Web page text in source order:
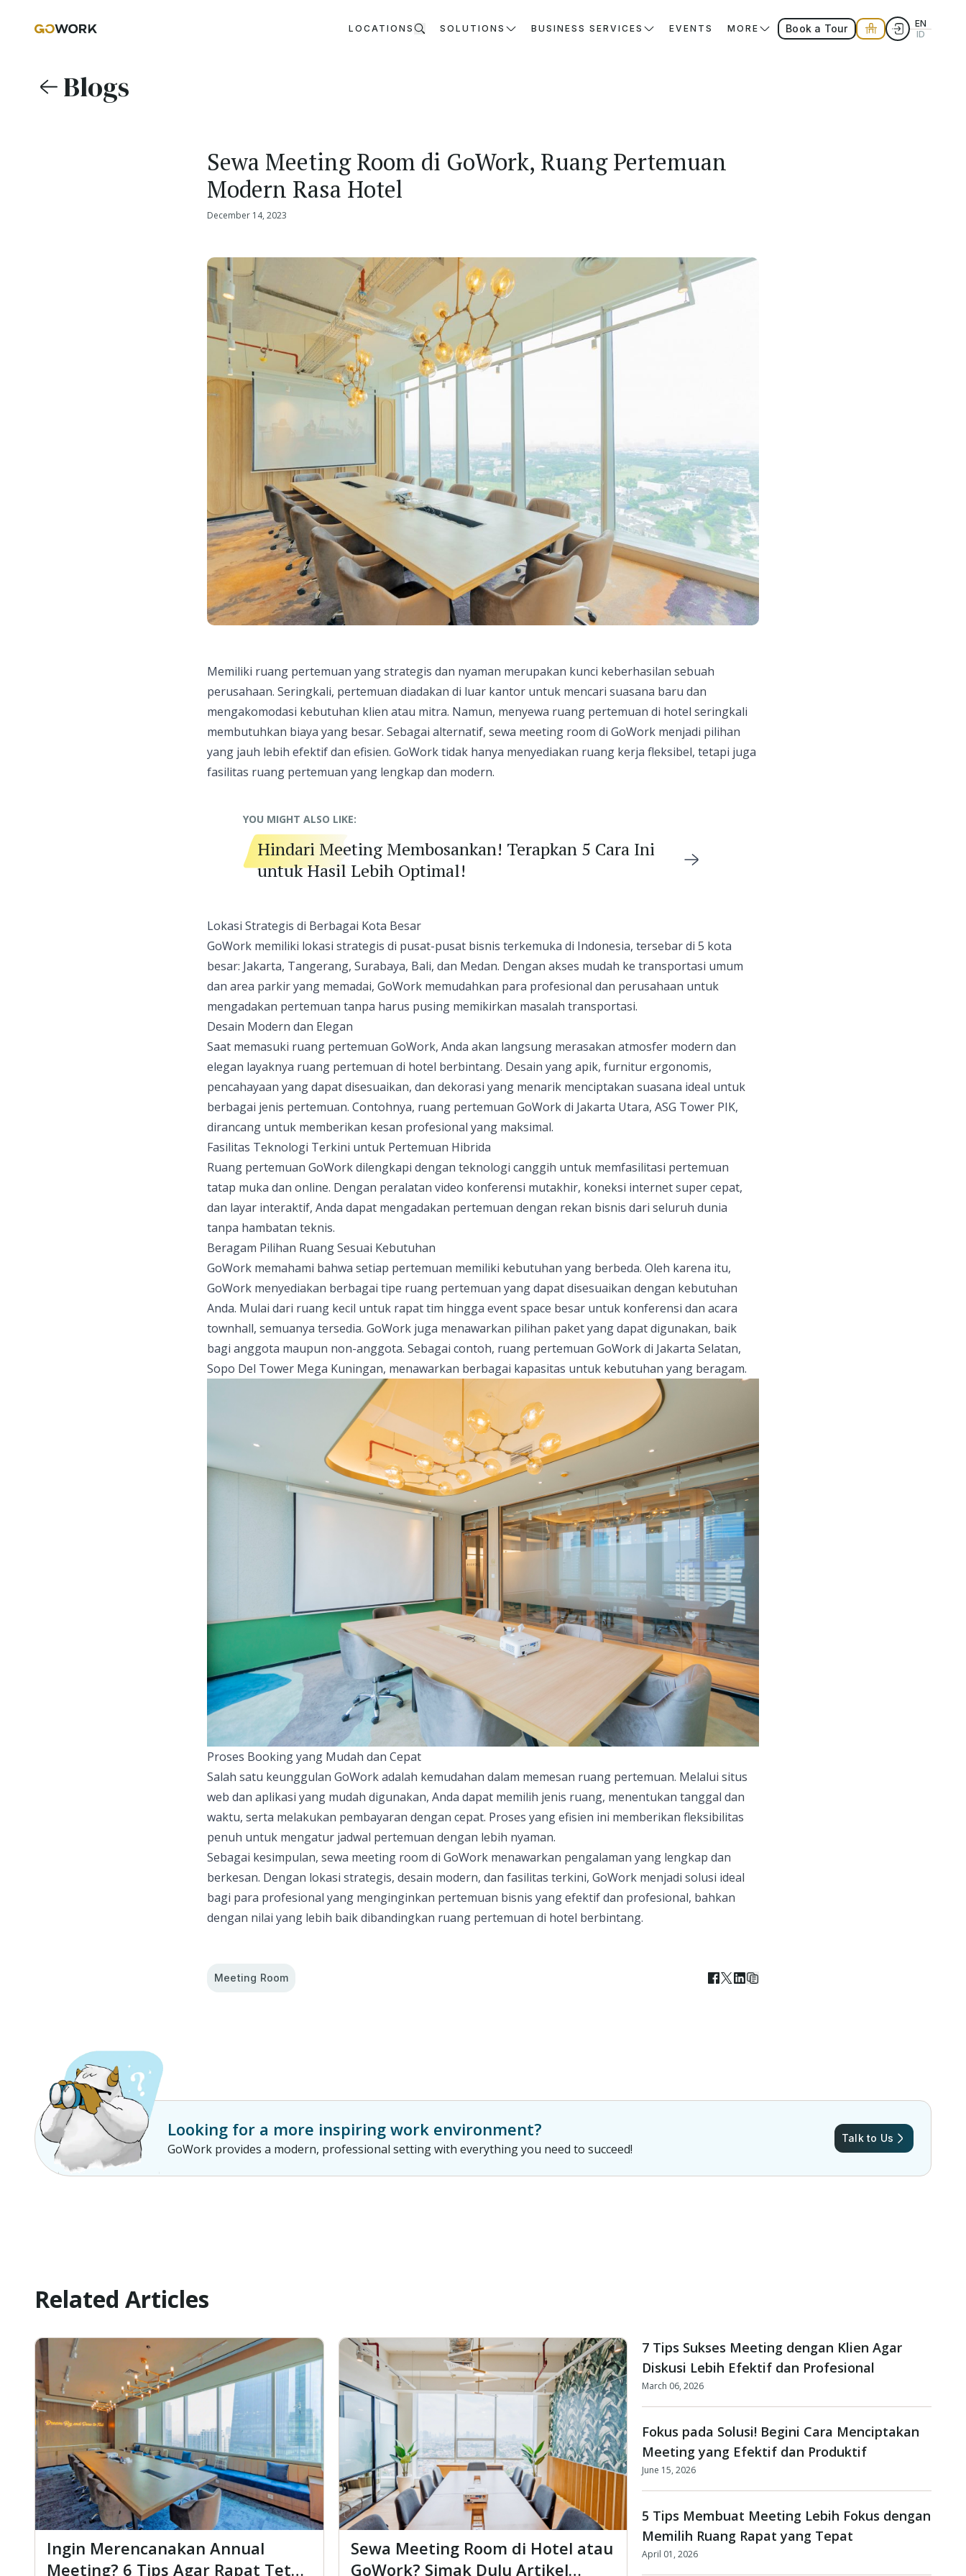
LOCATIONS SOLUTIONS BUSINESS SERVICES EVENTS MORE Book a Tour
EN
ID
Blogs
Sewa Meeting Room di GoWork, Ruang Pertemuan
Modern Rasa Hotel
December 14, 2023
Memiliki ruang pertemuan yang strategis dan nyaman merupakan kunci keberhasilan sebuah
perusahaan. Seringkali, pertemuan diadakan di luar kantor untuk mencari suasana baru dan
mengakomodasi kebutuhan klien atau mitra. Namun, menyewa ruang pertemuan di hotel seringkali
membutuhkan biaya yang besar. Sebagai alternatif, sewa meeting room di GoWork menjadi pilihan
yang jauh lebih efektif dan efisien. GoWork tidak hanya menyediakan ruang kerja fleksibel, tetapi juga
fasilitas ruang pertemuan yang lengkap dan modern.
YOU MIGHT ALSO LIKE:
Hindari Meeting Membosankan! Terapkan 5 Cara Ini
untuk Hasil Lebih Optimal!
Lokasi Strategis di Berbagai Kota Besar
GoWork memiliki lokasi strategis di pusat-pusat bisnis terkemuka di Indonesia, tersebar di 5 kota
besar: Jakarta, Tangerang, Surabaya, Bali, dan Medan. Dengan akses mudah ke transportasi umum
dan area parkir yang memadai, GoWork memudahkan para profesional dan perusahaan untuk
mengadakan pertemuan tanpa harus pusing memikirkan masalah transportasi.
Desain Modern dan Elegan
Saat memasuki ruang pertemuan GoWork, Anda akan langsung merasakan atmosfer modern dan
elegan layaknya ruang pertemuan di hotel berbintang. Desain yang apik, furnitur ergonomis,
pencahayaan yang dapat disesuaikan, dan dekorasi yang menarik menciptakan suasana ideal untuk
berbagai jenis pertemuan. Contohnya, ruang pertemuan GoWork di Jakarta Utara, ASG Tower PIK,
dirancang untuk memberikan kesan profesional yang maksimal.
Fasilitas Teknologi Terkini untuk Pertemuan Hibrida
Ruang pertemuan GoWork dilengkapi dengan teknologi canggih untuk memfasilitasi pertemuan
tatap muka dan online. Dengan peralatan video konferensi mutakhir, koneksi internet super cepat,
dan layar interaktif, Anda dapat mengadakan pertemuan dengan rekan bisnis dari seluruh dunia
tanpa hambatan teknis.
Beragam Pilihan Ruang Sesuai Kebutuhan
GoWork memahami bahwa setiap pertemuan memiliki kebutuhan yang berbeda. Oleh karena itu,
GoWork menyediakan berbagai tipe ruang pertemuan yang dapat disesuaikan dengan kebutuhan
Anda. Mulai dari ruang kecil untuk rapat tim hingga event space besar untuk konferensi dan acara
townhall, semuanya tersedia. GoWork juga menawarkan pilihan paket yang dapat digunakan, baik
bagi anggota maupun non-anggota. Sebagai contoh, ruang pertemuan GoWork di Jakarta Selatan,
Sopo Del Tower Mega Kuningan, menawarkan berbagai kapasitas untuk kebutuhan yang beragam.
Proses Booking yang Mudah dan Cepat
Salah satu keunggulan GoWork adalah kemudahan dalam memesan ruang pertemuan. Melalui situs
web dan aplikasi yang mudah digunakan, Anda dapat memilih jenis ruang, menentukan tanggal dan
waktu, serta melakukan pembayaran dengan cepat. Proses yang efisien ini memberikan fleksibilitas
penuh untuk mengatur jadwal pertemuan dengan lebih nyaman.
Sebagai kesimpulan, sewa meeting room di GoWork menawarkan pengalaman yang lengkap dan
berkesan. Dengan lokasi strategis, desain modern, dan fasilitas terkini, GoWork menjadi solusi ideal
bagi para profesional yang menginginkan pertemuan bisnis yang efektif dan profesional, bahkan
dengan nilai yang lebih baik dibandingkan ruang pertemuan di hotel berbintang.
Meeting Room
Looking for a more inspiring work environment?
GoWork provides a modern, professional setting with everything you need to succeed!
Talk to Us
Related Articles
Ingin Merencanakan Annual
Meeting? 6 Tips Agar Rapat Tetap
Sewa Meeting Room di Hotel atau
GoWork? Simak Dulu Artikel
7 Tips Sukses Meeting dengan Klien Agar
Diskusi Lebih Efektif dan Profesional
March 06, 2026
Fokus pada Solusi! Begini Cara Menciptakan
Meeting yang Efektif dan Produktif
June 15, 2026
5 Tips Membuat Meeting Lebih Fokus dengan
Memilih Ruang Rapat yang Tepat
April 01, 2026